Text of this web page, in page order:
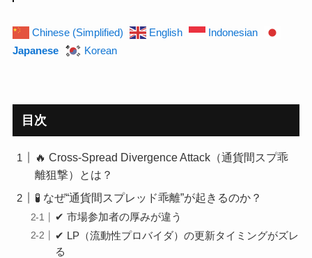
Chinese (Simplified) English
Indonesian
Japanese
Korean
目次
🔥 Cross-Spread Divergence Attack（通貨間スプ乖
離狙撃）とは？
🧪 なぜ“通貨間スプレッド乖離”が起きるのか？
✔ 市場参加者の厚みが違う
✔ LP（流動性プロバイダ）の更新タイミングがズレ
る